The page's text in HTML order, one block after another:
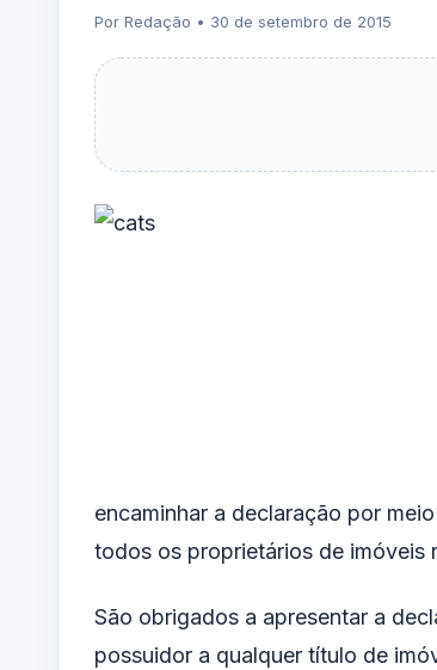
Por Redação • 30 de setembro de 2015
encaminhar a declaração por
todos os proprietários de imóveis
São obrigados a apresentar a
possuidor a qualquer título de